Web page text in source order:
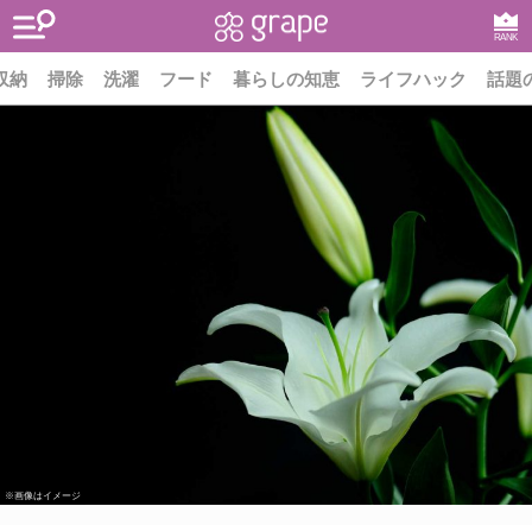
RANK
納 掃除 洗濯 フード 暮らしの知恵 ライフハック 話題
※画像はイメージ